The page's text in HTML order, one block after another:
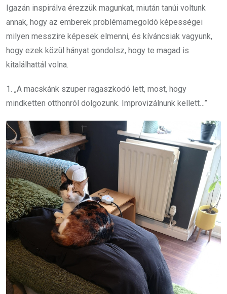
Igazán inspirálva érezzük magunkat, miután tanúi voltunk
annak, hogy az emberek problémamegoldó képességei
milyen messzire képesek elmenni, és kíváncsiak vagyunk,
hogy ezek közül hányat gondolsz, hogy te magad is
kitalálhattál volna.
1. „A macskánk szuper ragaszkodó lett, most, hogy
mindketten otthonról dolgozunk. Improvizálnunk kellett…”